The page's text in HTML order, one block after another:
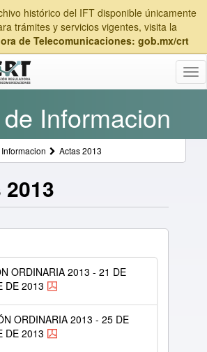
histórico del IFT disponible únicamente
trámites y servicios vigentes, visita la
de Telecomunicaciones: gob.mx/crt
Informacion
Actas 2013
ORDINARIA 2013 - 21 DE
DE 2013
ORDINARIA 2013 - 25 DE
DE 2013